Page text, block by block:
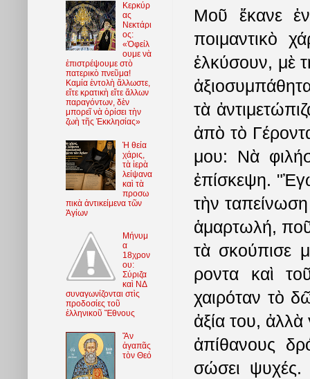
Μοῦ ἔκανε
ποιμαντικὸ
ἑλκύσουν, μὲ
τὰ
ἀπὸ τὸ
μου: Νὰ
ἐπίσκεψη.
τὴν
ἁμαρτωλή,
τὰ σκούπισε
ροντα καὶ
χαιρόταν τὸ
ἀξία του,
ἀπίθανους
σώσει
Κερκύρ
ας
Νεκτάρι
ος:
«Ὀφείλ
ουμε νὰ
ἐπιστρέψουμε στὸ
πατερικὸ πνεῦμα!
Καμία ἐντολὴ ἄλλωστε,
εἴτε κρατικὴ εἴτε ἄλλων
παραγόντων, δὲν
μπορεῖ νὰ ὁρίσει τὴν
ζωὴ τῆς Ἐκκλησίας»
Ἡ θεία
χάρις,
τὰ ἱερὰ
λείψανα
καὶ τὰ
προσω
πικὰ ἀντικείμενα τῶν
Ἁγίων
Μήνυμ
α
18χρον
ου:
Σύριζα
καὶ ΝΔ
συναγωνίζονται στὶς
προδοσίες τοῦ
ἑλληνικοῦ Ἔθνους
Ἄν
ἀγαπᾶς
τὸν Θεό